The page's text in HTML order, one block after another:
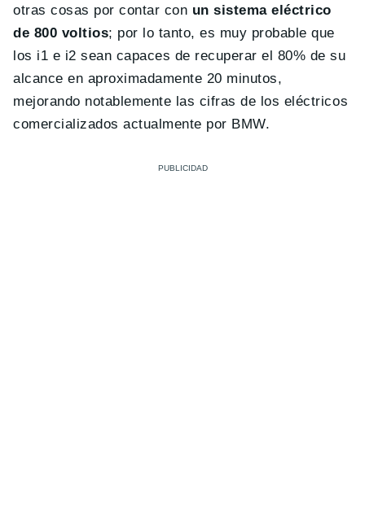
otras cosas por contar con un sistema eléctrico
de 800 voltios; por lo tanto, es muy probable que
los i1 e i2 sean capaces de recuperar el 80% de su
alcance en aproximadamente 20 minutos,
mejorando notablemente las cifras de los eléctricos
comercializados actualmente por BMW.